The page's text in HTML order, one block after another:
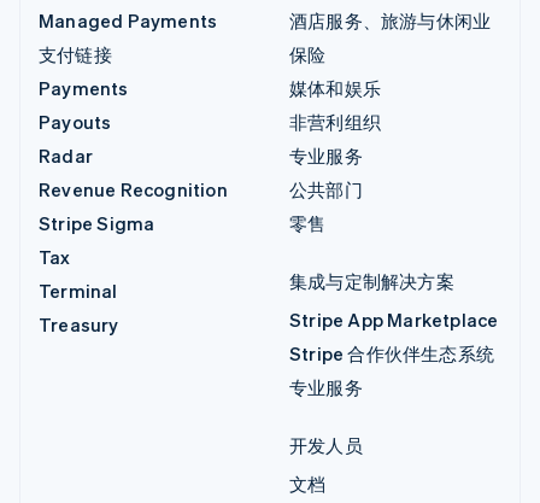
Managed Payments
支付链接
Payments
Payouts
Radar
Revenue Recognition
Stripe Sigma
Tax
Terminal
Treasury
酒店服务、旅游与休闲业
保险
媒体和娱乐
非营利组织
专业服务
公共部门
零售
集成与定制解决方案
Stripe App Marketplace
Stripe 合作伙伴生态系统
专业服务
开发人员
文档